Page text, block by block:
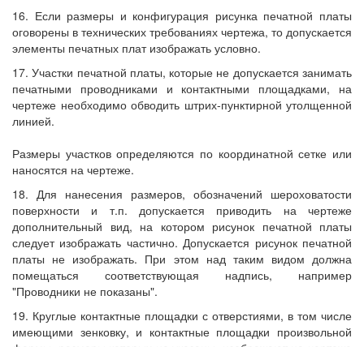
16. Если размеры и конфигурация рисунка печатной платы
оговорены в технических требованиях чертежа, то допускается
элементы печатных плат изображать условно.
17. Участки печатной платы, которые не допускается занимать
печатными проводниками и контактными площадками, на
чертеже необходимо обводить штрих-пунктирной утолщенной
линией.
Размеры участков определяются по координатной сетке или
наносятся на чертеже.
18. Для нанесения размеров, обозначений шероховатости
поверхности и т.п. допускается приводить на чертеже
дополнительный вид, на котором рисунок печатной платы
следует изображать частично. Допускается рисунок печатной
платы не изображать. При этом над таким видом должна
помещаться соответствующая надпись, например
"Проводники не показаны".
19. Круглые контактные площадки с отверстиями, в том числе
имеющими зенковку, и контактные площадки произвольной